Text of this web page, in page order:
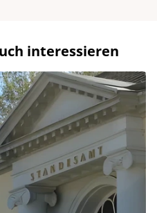
interessieren